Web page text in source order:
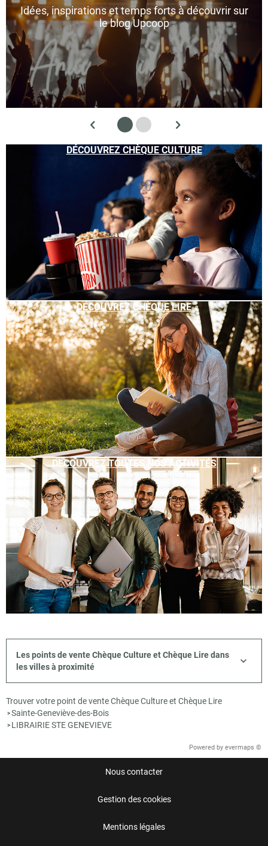
Idées, inspirations et temps forts à découvrir sur
le blog Upcoop
DÉCOUVREZ CHÈQUE CULTURE
DÉCOUVREZ CHÈQUE LIRE
DÉCOUVREZ TOUTES NOS ACTIVITÉS
Les points de vente Chèque Culture et Chèque Lire dans
les villes à proximité
Trouver votre point de vente Chèque Culture et Chèque Lire
>Sainte-Geneviève-des-Bois
> LIBRAIRIE STE GENEVIEVE
Powered by evermaps ©
Nous contacter
Gestion des cookies
Mentions légales